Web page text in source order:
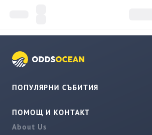
ПОПУЛЯРНИ СЪБИТИЯ
ПОМОЩ И КОНТАКТ
About Us